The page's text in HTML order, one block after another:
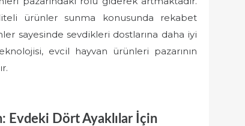
ürünler sunma konusunda rekabet
sayesinde sevdikleri dostlarına daha iyi
evcil hayvan ürünleri pazarının
Evdeki Dört Ayaklılar İçin